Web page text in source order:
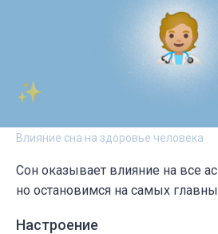
Влияние сна на здоровье человека
Сон оказывает влияние на все
но остановимся на самых
Настроение